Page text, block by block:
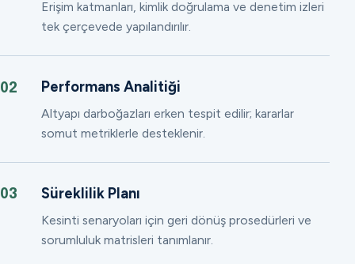
Erişim katmanları, kimlik doğrulama ve denetim izleri
tek çerçevede yapılandırılır.
02 Performans Analitiği
Altyapı darboğazları erken tespit edilir; kararlar
somut metriklerle desteklenir.
03 Süreklilik Planı
Kesinti senaryoları için geri dönüş prosedürleri ve
sorumluluk matrisleri tanımlanır.